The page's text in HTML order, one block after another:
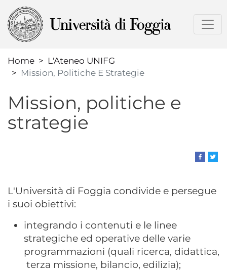
al
contenuto
Home
L'Ateneo UNIFG
Mission, Politiche E Strategie
Mission, politiche e
strategie
L'Università di Foggia condivide e persegue
i suoi obiettivi:
integrando i contenuti e le linee
strategiche ed operative delle varie
programmazioni (quali ricerca, didattica,
terza missione, bilancio, edilizia);